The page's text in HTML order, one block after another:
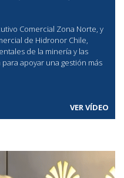
Comercial Zona Norte, y
de Hidronor Chile,
de la minería y las
apoyar una gestión más
VER VÍDEO